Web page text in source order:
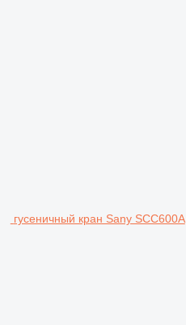
гусеничный кран Sany SCC600A